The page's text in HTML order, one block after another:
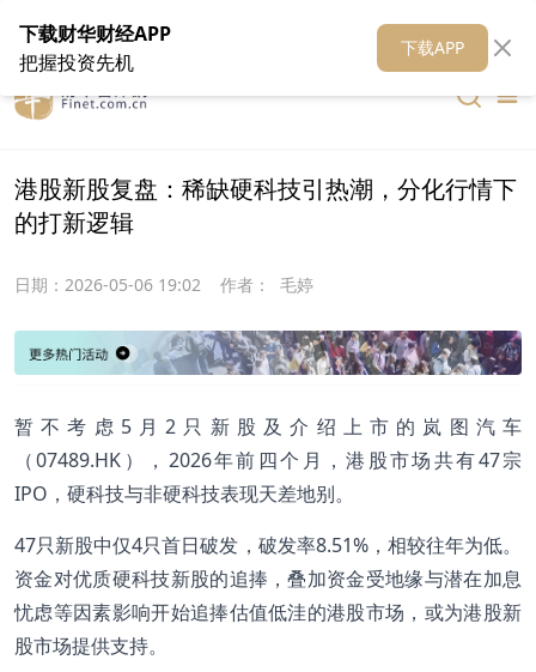
在线客服 关于我们 财华媒体矩阵 财华智库
港股新股复盘：稀缺硬科技引热潮，分化行情下
的打新逻辑
日期： 2026-05-06 19:02 作者： 毛婷
暂不考虑5月2只新股及介绍上市的岚图汽车
（07489.HK），2026年前四个月，港股市场共有47宗
IPO，硬科技与非硬科技表现天差地别。
47只新股中仅4只首日破发，破发率8.51%，相较往年为低。
资金对优质硬科技新股的追捧，叠加资金受地缘与潜在加息
忧虑等因素影响开始追捧估值低洼的港股市场，或为港股新
股市场提供支持。
下载财华财经APP
把握投资先机
下载APP